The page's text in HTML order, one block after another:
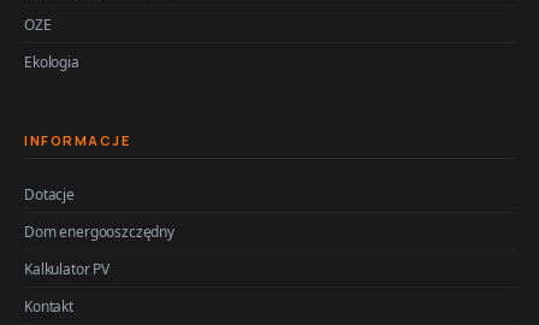
OZE
Ekologia
INFORMACJE
Dotacje
Dom energooszczędny
Kalkulator PV
Kontakt